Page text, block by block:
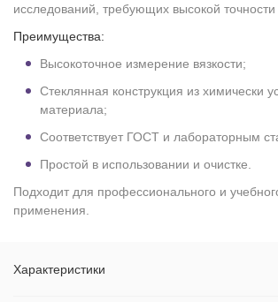
исследований, требующих высокой точности
Преимущества:
Высокоточное измерение вязкости;
Стеклянная конструкция из химически
материала;
Соответствует ГОСТ и лабораторным
Простой в использовании и очистке.
Подходит для профессионального и
применения.
Характеристики